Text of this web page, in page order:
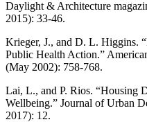
Daylight & Architecture
2015): 33-46.
Krieger, J., and D. L. Higgins.
Public Health Action.”
(May 2002): 758-768.
Lai, L., and P. Rios. “Housing
Wellbeing.” Journal of Urban
2017): 12.